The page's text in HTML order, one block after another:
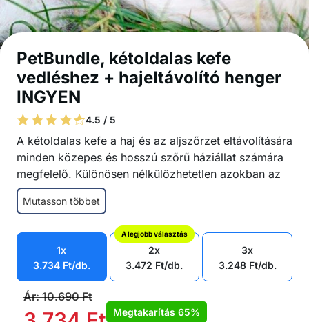
PetBundle, kétoldalas kefe
vedléshez + hajeltávolító henger
INGYEN
4.5 / 5
A kétoldalas kefe a haj és az aljszőrzet eltávolítására
minden közepes és hosszú szőrű háziállat számára
megfelelő. Különösen nélkülözhetetlen azokban az
időszakokban, amikor az állatok váltják a
szőrzetüket! A szettben kap egy hengert is, amely
eltávolítja a szőrt a bútorokról, ruhákról és egyéb
felületekről!
A nélkülözhetetlen kefe a szőrváltási időszakra
Közepes és hosszú szőrű kutyák és macskák
számára
Kíméletes a bőrhöz, ellenállhatatlan a szőrhullás
Mutasson többet
1x
3.734 Ft/db.
A legjobb választás
2x
3.472 Ft/db.
3x
3.248 Ft/db.
Ár:10.690Ft
Megtakarítás 65%